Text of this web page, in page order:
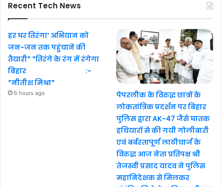
Recent Tech News
हर घर तिरंगा’ अभियान को
जन-जन तक पहुंचाने की
तैयारी* *तिरंगे के रंग में रंगेगा
बिहार :-
*नीतीश मिश्रा*
6 hours ago
पेपरलीक के विरुद्ध छात्रों के
लोकतांत्रिक प्रदर्शन पर बिहार
पुलिस द्वारा AK-47 जैसे घातक
हथियारों से की गयी गोलीबारी
एवं बर्बरतापूर्ण लाठीचार्ज के
विरुद्ध आज नेता प्रतिपक्ष श्री
तेजस्वी प्रसाद यादव ने पुलिस
महानिदेशक से मिलकर